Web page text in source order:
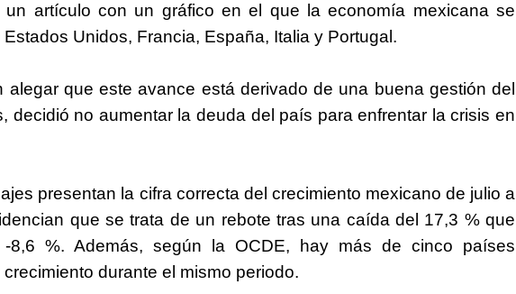
artículo con un gráfico en el que la economía mexicana se
Unidos, Francia, España, Italia y Portugal.
alegar que este avance está derivado de una buena gestión del
decidió no aumentar la deuda del país para enfrentar la crisis en
presentan la cifra correcta del crecimiento mexicano de julio a
que se trata de un rebote tras una caída del 17,3 % que
%. Además, según la OCDE, hay más de cinco países
durante el mismo periodo.